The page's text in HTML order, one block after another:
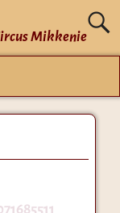
Mikkenie